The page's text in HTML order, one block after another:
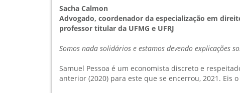
Sacha Calmon
Advogado, coordenador da especialização em
professor titular da UFMG e UFRJ
Somos nada solidários e estamos devendo explicações
Samuel Pessoa é um economista discreto e
anterior (2020) para este que se encerrou, 2021. Eis